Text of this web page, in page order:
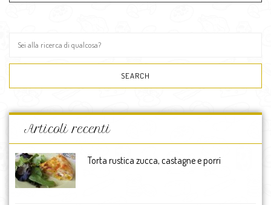
Articoli recenti
Torta rustica zucca, castagne e porri